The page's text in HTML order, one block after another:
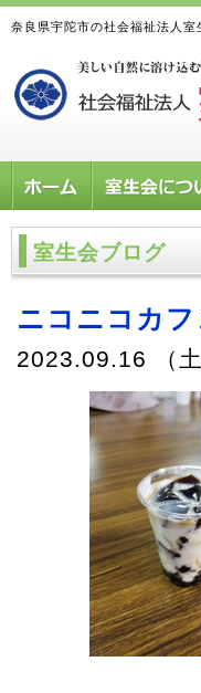
奈良県宇陀市の社会福祉法人
室生会ブログ
ニコニコカフ
2023.09.16 （